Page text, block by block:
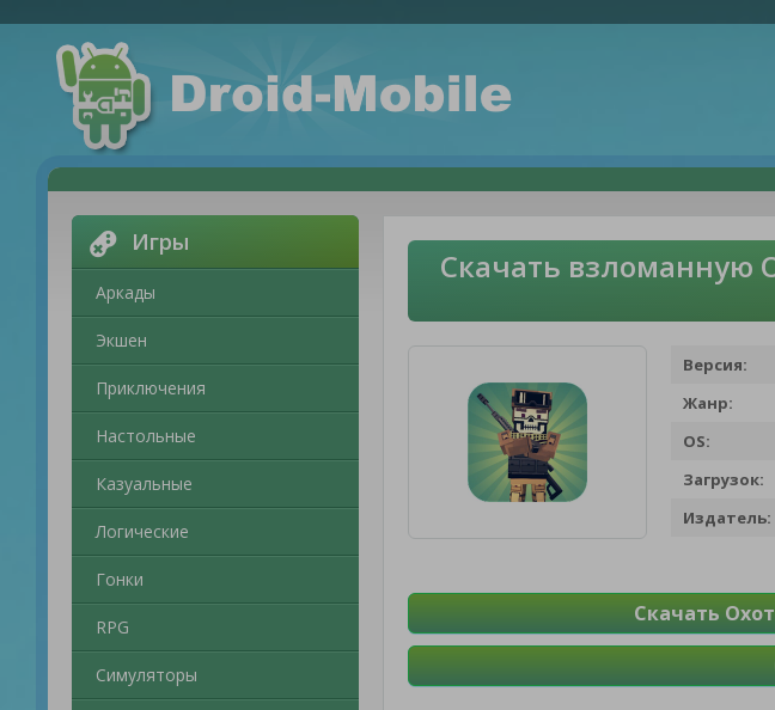
Игры
Аркады
Экшен
Приключения
Настольные
Казуальные
Логические
Гонки
RPG
Симуляторы
Скачать взломанную
Версия:
Жанр:
OS:
Загрузок:
Издатель:
Скачать